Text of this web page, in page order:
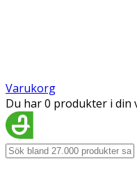
Varukorg
Du har 0 produkter i din